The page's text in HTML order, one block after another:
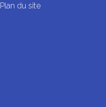
Plan du site